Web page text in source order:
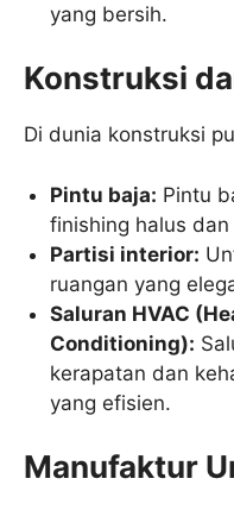
yang bersih.
Konstruksi
Di dunia konstruksi
Pintu baja: Pintu
finishing halus dan
Partisi interior:
ruangan yang
Saluran HVAC
Conditioning):
kerapatan dan
yang efisien.
Manufaktur